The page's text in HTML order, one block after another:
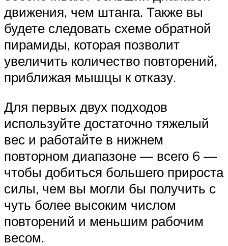
движения, чем штанга. Также вы
будете следовать схеме обратной
пирамиды, которая позволит
увеличить количество повторений,
приближая мышцы к отказу.
Для первых двух подходов
используйте достаточно тяжелый
вес и работайте в нижнем
повторном диапазоне — всего 6 —
чтобы добиться большего прироста
силы, чем вы могли бы получить с
чуть более высоким числом
повторений и меньшим рабочим
весом.